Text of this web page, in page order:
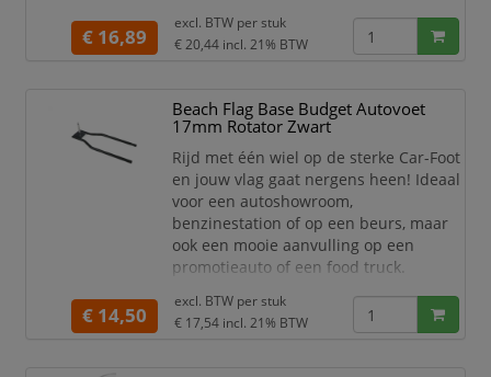
zeer stabiel. Verkrijgbaar in 2
profielbreedtes: 30 mm en 50 mm.
de Cross-Base voor extra stabiliteit.
De rotator van de Beachflag voet heeft
een diameter van 25 mm en is
€ 16,89
excl. BTW perstuk
€ 20,44 incl. 21% BTW
Beach Flag Base Budget Autovoet
17mm Rotator Zwart
Rijd met één wiel op de sterke Car-Foot
en jouw vlag gaat nergens heen! Ideaal
voor een autoshowroom,
benzinestation of op een beurs, maar
ook een mooie aanvulling op een
promotieauto of een food truck.
De rotator van de Beachflag voet heeft
een diameter van 17 mm en is geschikt
€ 14,50
excl. BTW perstuk
€ 17,54 incl. 21% BTW